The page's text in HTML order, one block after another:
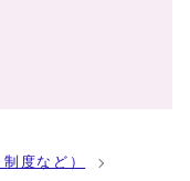
度など）